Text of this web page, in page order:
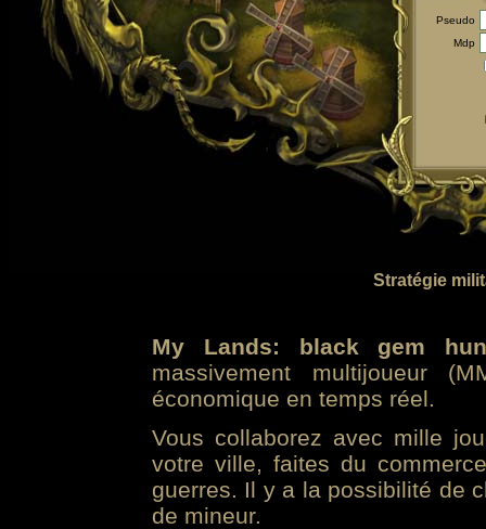
Pseudo
Mdp
Stratégie
My Lands: black gem
massivement multijoueur
économique en temps réel.
Vous collaborez avec mille
votre ville, faites du
guerres. Il y a la possibilité de
de mineur.